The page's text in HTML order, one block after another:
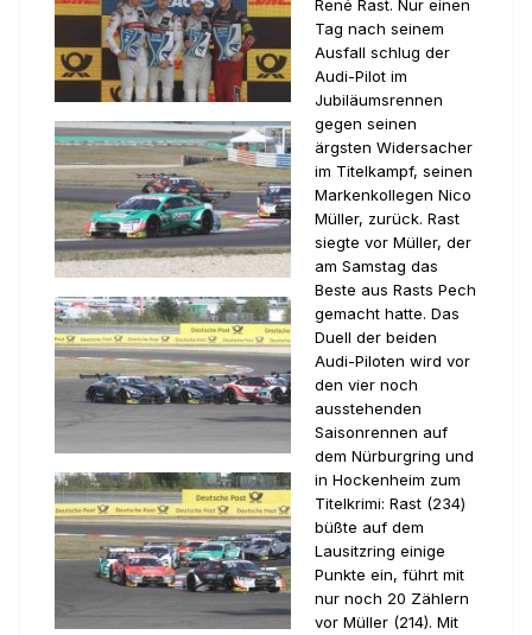
René Rast. Nur einen
Tag nach seinem
Ausfall schlug der
Audi-Pilot im
Jubiläumsrennen
gegen seinen
ärgsten Widersacher
im Titelkampf, seinen
Markenkollegen Nico
Müller, zurück. Rast
siegte vor Müller, der
am Samstag das
Beste aus Rasts Pech
gemacht hatte. Das
Duell der beiden
Audi-Piloten wird vor
den vier noch
ausstehenden
Saisonrennen auf
dem Nürburgring und
in Hockenheim zum
Titelkrimi: Rast (234)
büßte auf dem
Lausitzring einige
Punkte ein, führt mit
nur noch 20 Zählern
vor Müller (214). Mit